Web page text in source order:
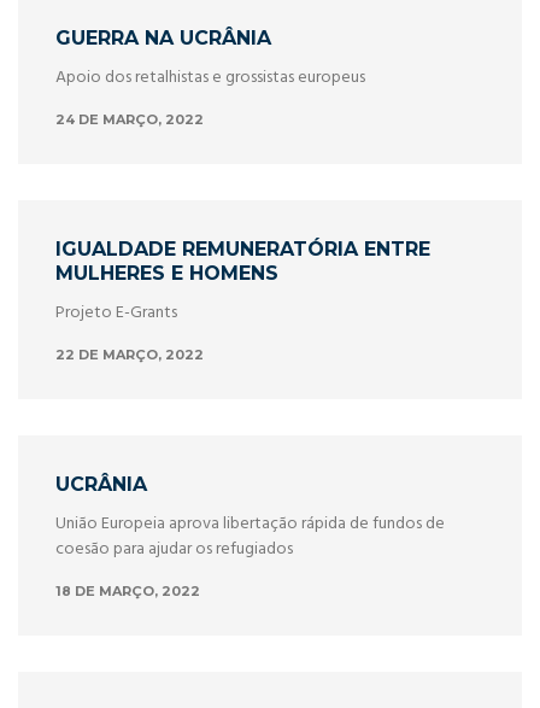
GUERRA NA UCRÂNIA
Apoio dos retalhistas e grossistas europeus
24 DE MARÇO, 2022
IGUALDADE REMUNERATÓRIA ENTRE
MULHERES E HOMENS
Projeto E-Grants
22 DE MARÇO, 2022
UCRÂNIA
União Europeia aprova libertação rápida de fundos de
coesão para ajudar os refugiados
18 DE MARÇO, 2022